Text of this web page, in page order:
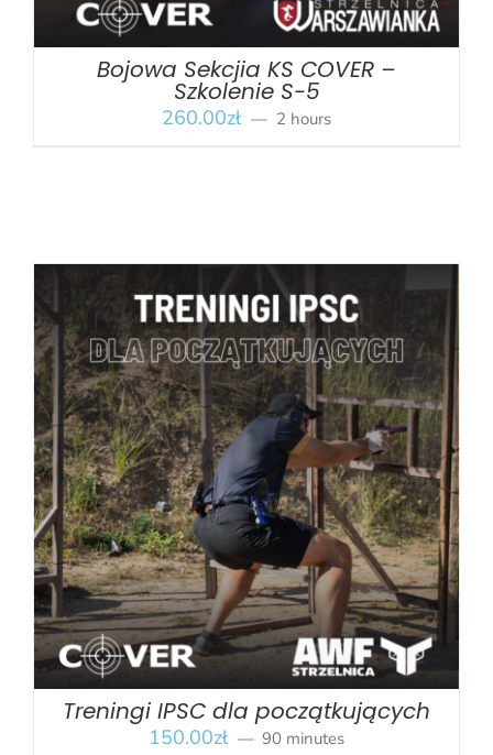
Bojowa Sekcjia KS COVER –
Szkolenie S-5
260.00zł 2 hours
BOOK SZCZEGÓŁY
Treningi IPSC dla początkujących
150.00zł 90 minutes